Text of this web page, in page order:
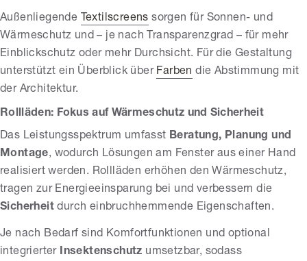
Außenliegende Textilscreens sorgen für Sonnen- und
Wärmeschutz und – je nach Transparenzgrad – für mehr
Einblickschutz oder mehr Durchsicht. Für die Gestaltung
unterstützt ein Überblick über Farben die Abstimmung mit
der Architektur.
Rollläden: Fokus auf Wärmeschutz und Sicherheit
Das Leistungsspektrum umfasst Beratung, Planung und
Montage, wodurch Lösungen am Fenster aus einer Hand
realisiert werden. Rollläden erhöhen den Wärmeschutz,
tragen zur Energieeinsparung bei und verbessern die
Sicherheit durch einbruchhemmende Eigenschaften.
Je nach Bedarf sind Komfortfunktionen und optional
integrierter Insektenschutz umsetzbar, sodass